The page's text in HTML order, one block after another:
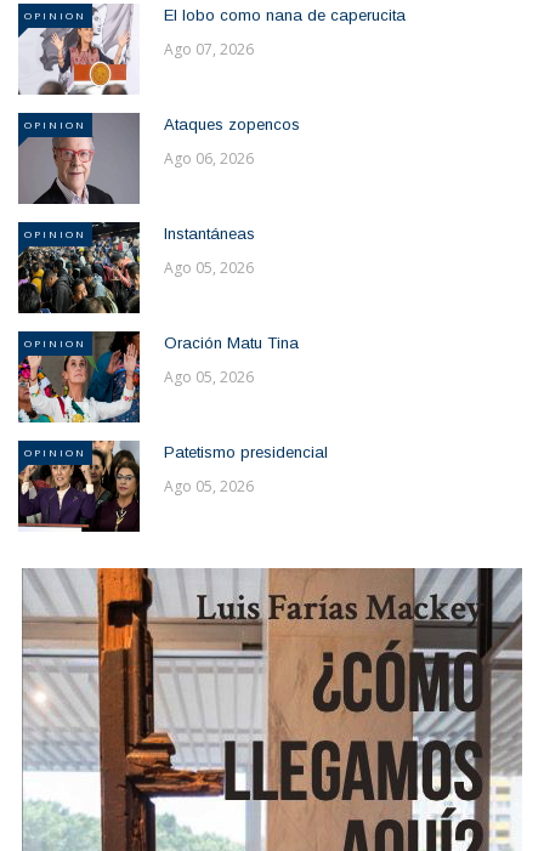
OPINION El lobo como nana de caperucita
Ago 07, 2026
OPINION Ataques zopencos
Ago 06, 2026
OPINION Instantáneas
Ago 05, 2026
OPINION Oración Matu Tina
Ago 05, 2026
OPINION Patetismo presidencial
Ago 05, 2026